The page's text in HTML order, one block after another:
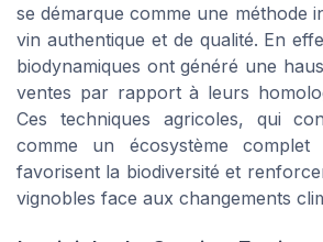
se démarque comme une méthode
vin authentique et de qualité. En
biodynamiques ont généré une
ventes par rapport à leurs
Ces techniques agricoles, qui
comme un écosystème complet
favorisent la biodiversité et
vignobles face aux changements